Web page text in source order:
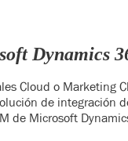
Dynamics
Cloud o Marketing
de integración
de Microsoft